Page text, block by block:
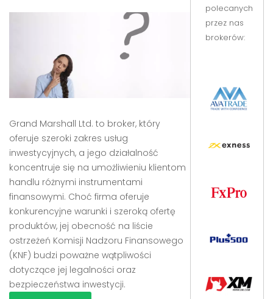
Grand Marshall Ltd. to broker, który
oferuje szeroki zakres usług
inwestycyjnych, a jego działalność
koncentruje się na umożliwieniu klientom
handlu różnymi instrumentami
finansowymi. Choć firma oferuje
konkurencyjne warunki i szeroką ofertę
produktów, jej obecność na liście
ostrzeżeń Komisji Nadzoru Finansowego
(KNF) budzi poważne wątpliwości
dotyczące jej legalności oraz
bezpieczeństwa inwestycji.
polecanych
przez nas
brokerów: